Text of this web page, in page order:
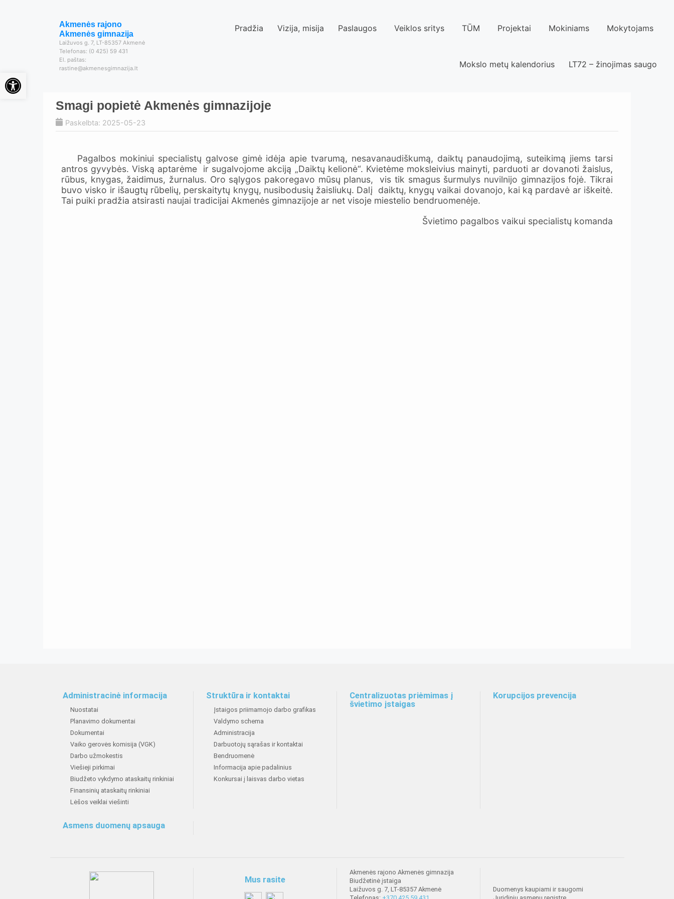
Akmenės rajono
Akmenės gimnazija
Laižuvos g. 7, LT-85357 Akmenė
Telefonas: (0 425) 59 431
El. paštas:
rastine@akmenesgimnazija.lt
Pradžia Vizija, misija Paslaugos Veiklos sritys TŪM Projektai Mokiniams Mokytojams
Mokslo metų kalendorius LT72 – žinojimas saugo
Smagi popietė Akmenės gimnazijoje
Paskelbta: 2025-05-23
Pagalbos mokiniui specialistų galvose gimė idėja apie tvarumą, nesavanaudiškumą, daiktų panaudojimą, suteikimą jiems tarsi
antros gyvybės. Viską aptarėme ir sugalvojome akciją „Daiktų kelionė“. Kvietėme moksleivius mainyti, parduoti ar dovanoti žaislus,
rūbus, knygas, žaidimus, žurnalus. Oro sąlygos pakoregavo mūsų planus, vis tik smagus šurmulys nuvilnijo gimnazijos fojė. Tikrai
buvo visko ir išaugtų rūbelių, perskaitytų knygų, nusibodusių žaisliukų. Dalį daiktų, knygų vaikai dovanojo, kai ką pardavė ar iškeitė.
Tai puiki pradžia atsirasti naujai tradicijai Akmenės gimnazijoje ar net visoje miestelio bendruomenėje.
Švietimo pagalbos vaikui specialistų komanda
Administracinė informacija
Nuostatai
Planavimo dokumentai
Dokumentai
Vaiko gerovės komisija (VGK)
Darbo užmokestis
Viešieji pirkimai
Biudžeto vykdymo ataskaitų rinkiniai
Finansinių ataskaitų rinkiniai
Lėšos veiklai viešinti
Struktūra ir kontaktai
Įstaigos priimamojo darbo grafikas
Valdymo schema
Administracija
Darbuotojų sąrašas ir kontaktai
Bendruomenė
Informacija apie padalinius
Konkursai į laisvas darbo vietas
Centralizuotas priėmimas į
švietimo įstaigas
Korupcijos prevencija
Asmens duomenų apsauga
Mus rasite
Akmenės rajono Akmenės gimnazija
Biudžetinė įstaiga
Laižuvos g. 7, LT-85357 Akmenė
Duomenys kaupiami ir saugomi
Open toolbar